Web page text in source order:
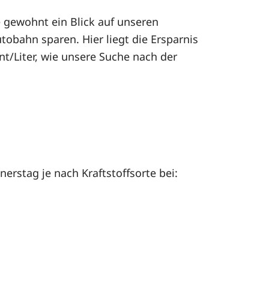
ein Blick auf unseren
sparen. Hier liegt die Ersparnis
Liter, wie unsere Suche nach der
je nach Kraftstoffsorte bei: